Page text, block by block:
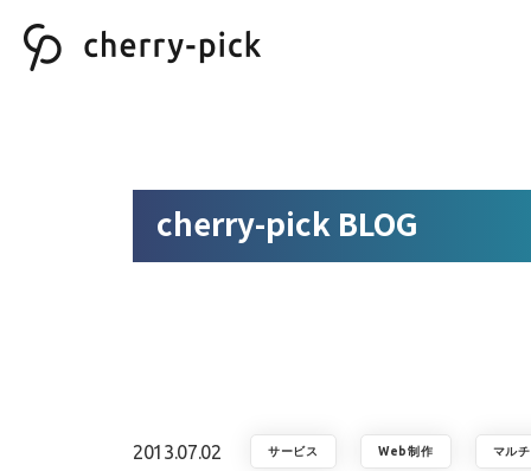
cherry-pick BLOG
2013.07.02 サービス Web制作 マル